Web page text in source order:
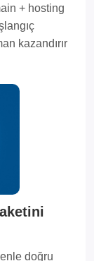
+ hosting
kazandırır
doğru